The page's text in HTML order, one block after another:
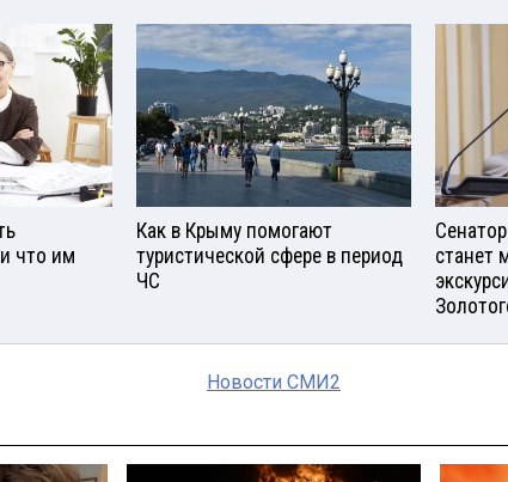
что им
Как в Крыму помогают
туристической сфере в период
ЧС
Новости СМИ2